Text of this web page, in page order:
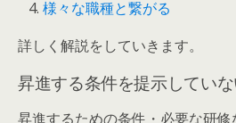
様々な職種と繋がる
詳しく解説をしていきます。
昇進する条件を提示してい
昇進するための条件・必要な研修